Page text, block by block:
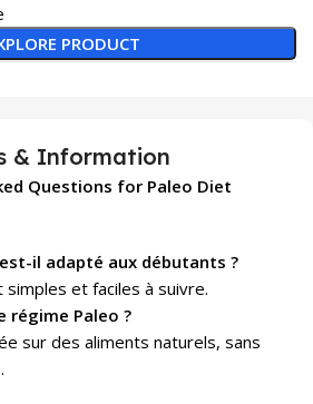
PRODUCT
& Information
Questions for Paleo Diet
il adapté aux débutants ?
et faciles à suivre.
régime Paleo ?
sur des aliments naturels, sans